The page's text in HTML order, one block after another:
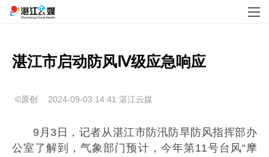
湛江市启动防风Ⅳ级应急响应
©原创 2024-09-03 14:41 湛江云媒
9月3日，记者从湛江市防汛防旱防风指挥部办
公室了解到，气象部门预计，今年第11号台风“摩